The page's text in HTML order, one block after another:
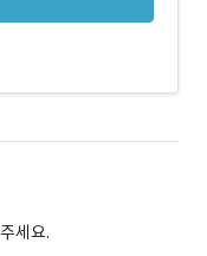
세요.